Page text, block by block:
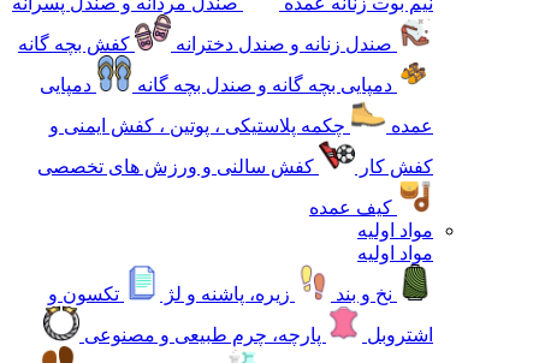
صندل زنانه و صندل دخترانه
کفش بچه گانه
دمپایی بچه گانه و صندل بچه گانه
دمپایی
عمده
چکمه پلاستیکی ، پوتین ، کفش ایمنی و
کفش کار
کفش سالنی و ورزش های تخصصی
کیف عمده
مواد اولیه
مواد اولیه
نخ و بند
زیره، پاشنه و لژ
تکسون و
اشتروبل
پارچه، چرم طبیعی و مصنوعی